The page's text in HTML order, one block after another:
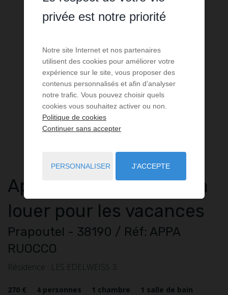
Appartement2 pièces
à
louer pour les vacances
Prapoutel - 38190 / Réf: APPA
RUOCCO
Résidence : LES EDELWEISS 3
270 € 4 personnes 1 chambre 1 salle de bain
privée est notre priorité
Notre site Internet et nos partenaires
utilisent des cookies pour améliorer votre
expérience sur le site, vous proposer des
contenus personnalisés et afin d’analyser
notre trafic. Vous pouvez choisir quels
cookies vous souhaitez activer ou non.
Politique de cookies
Continuer sans accepter
PERSONNALISER J'ACCEPTE